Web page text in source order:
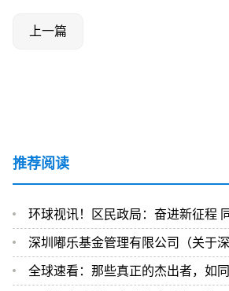
上一篇
推荐阅读
环球视讯！区民政局：奋进新征程
深圳嘟乐基金管理有限公司（关于深圳嘟乐基金管理
全球速看：那些真正的杰出者，如同我们暗夜行路时看见的星